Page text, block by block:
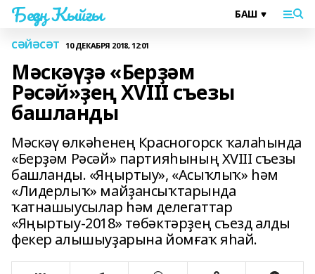
Беҙҙең Ҡыйғы
СӘЙӘСӘТ 10 ДЕКАБРЯ 2018, 12:01
Мәскәүҙә «Берҙәм
Рәсәй»ҙең XVIII съезы
башланды
Мәскәү өлкәһенең Красногорск ҡалаһында
«Берҙәм Рәсәй» партияһының XVIII съезы
башланды. «Яңыртыу», «Асыҡлыҡ» һәм
«Лидерлыҡ» майҙансыҡтарында
ҡатнашыусылар һәм делегаттар
«Яңыртыу-2018» төбәктәрҙең съезд алды
фекер алышыуҙарына йомғаҡ яһай.